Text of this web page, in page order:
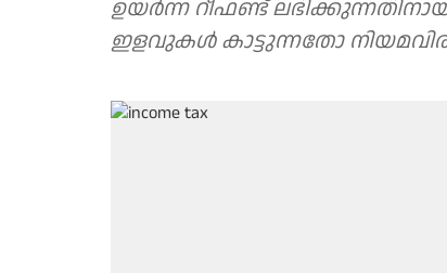
ഉയർന്ന റീഫണ്ട്
ഇളവുകൾ കാട്ടുന്നതോ